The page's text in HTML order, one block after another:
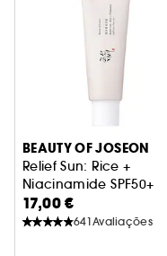
・Proporciona 4
・Esta fórmula
mais de 60% de
・Previne a secura
rídulas, rugas e
causadas pelo
complexo de algas
・Melhora e
suavizante e de
BEAUTY OF JOSEON
Relief Sun: Rice +
Niacinamide SPF50+
Protetor solar arroz e
17,00 €
641Avaliações